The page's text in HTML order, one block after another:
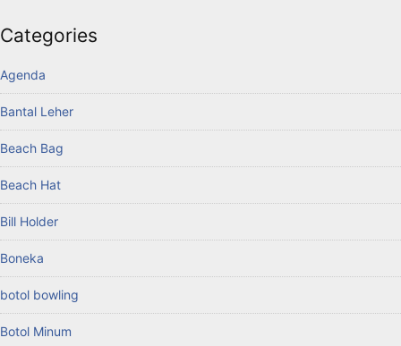
Categories
Agenda
Bantal Leher
Beach Bag
Beach Hat
Bill Holder
Boneka
botol bowling
Botol Minum